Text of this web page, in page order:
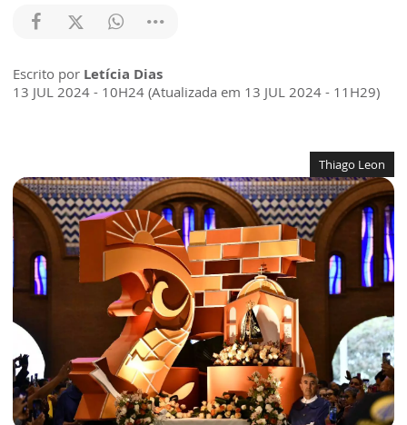
Escrito por Letícia Dias
13 JUL 2024 - 10H24 (Atualizada em 13 JUL 2024 - 11H29)
Thiago Leon